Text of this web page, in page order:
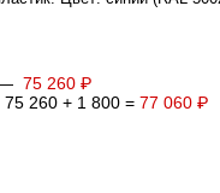
— 75 260 ₽
260 + 1 800 = 77 060 ₽